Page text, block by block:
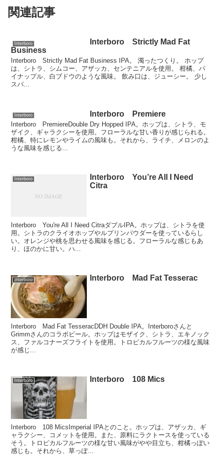
関連記事
Interboro
Interboro Strictly Mad Fat
Business
Interboro Strictly Mad Fat Business IPA。 濁ったつくり。 ホップ
は、シトラ、シムコー、アザッカ、センテニアルを使用。 柑橘、パ
イナップル、白ブドウのような風味。 飲み口は、ジューシー。 少し
スパ...
Interboro Interboro Premiere
Interboro PremiereDouble Dry Hopped IPA。ホップは、シトラ、モ
ザイク、ギャラクシーを使用。フローラルな甘い香りが感じられる。
柑橘、特にレモンやライムの風味も。それから、ライチ、メロンのよ
うな風味を感じる...
Interboro
Interboro You’re All I Need
Citra
Interboro You're All I Need CitraダブルIPA。ホップは、シトラを使
用。シトラのクライオホップやルプリンパウダーを使っているらし
い。オレンジや桃を思わせる風味を感じる。フローラルな感じもあ
り、ほのかに甘い。ハ...
Interboro Interboro Mad Fat Tesserac
Interboro Mad Fat TesseracDDH Double IPA。Interboroさんと
Grimmさんのコラボビール。ホップはモザイク、シトラ、エキノック
ス、ファルコナーズフライトを使用。トロピカルフルーツの様な風味
が感じ...
Interboro Interboro 108 Mics
Interboro 108 MicsImperial IPAとのこと。ホップは、アザッカ、ギ
ャラクシー、コメットを使用。また、原料にラクトースを使っている
そう。トロピカルフルーツの様な甘い風味がやや目立ち、柑橘っぽい
感じも。それから、草っぽ...